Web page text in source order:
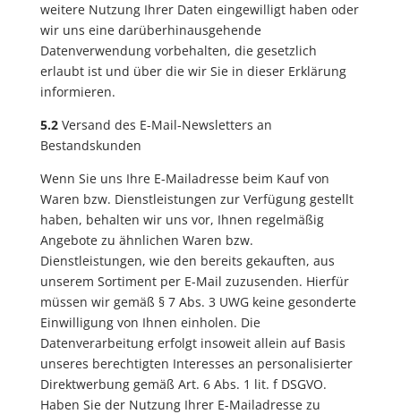
weitere Nutzung Ihrer Daten eingewilligt haben oder
wir uns eine darüberhinausgehende
Datenverwendung vorbehalten, die gesetzlich
erlaubt ist und über die wir Sie in dieser Erklärung
informieren.
5.2Versand des E-Mail-Newsletters an
Bestandskunden
Wenn Sie uns Ihre E-Mailadresse beim Kauf von
Waren bzw. Dienstleistungen zur Verfügung gestellt
haben, behalten wir uns vor, Ihnen regelmäßig
Angebote zu ähnlichen Waren bzw.
Dienstleistungen, wie den bereits gekauften, aus
unserem Sortiment per E-Mail zuzusenden. Hierfür
müssen wir gemäß § 7 Abs. 3 UWG keine gesonderte
Einwilligung von Ihnen einholen. Die
Datenverarbeitung erfolgt insoweit allein auf Basis
unseres berechtigten Interesses an personalisierter
Direktwerbung gemäß Art. 6 Abs. 1 lit. f DSGVO.
Haben Sie der Nutzung Ihrer E-Mailadresse zu